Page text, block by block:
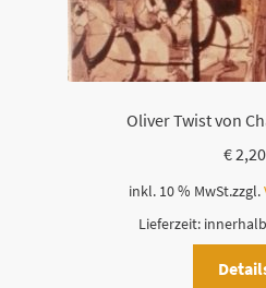
Oliver Twist von
€2,20
inkl. 10 % MwSt.zzgl.
Lieferzeit: